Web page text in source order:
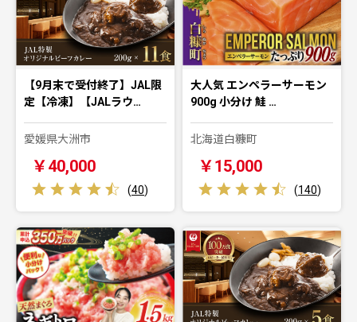
【9月末で受付終了】JAL限
定【冷凍】【JALラウ…
愛媛県大洲市
￥40,000
(40)
大人気 エンペラーサーモン
900g 小分け 鮭 …
北海道白糠町
￥15,000
(140)